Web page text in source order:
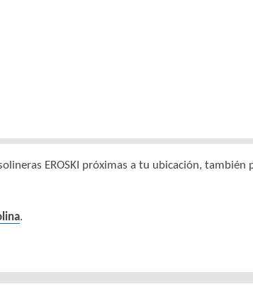
EROSKI próximas a tu ubicación, también
.